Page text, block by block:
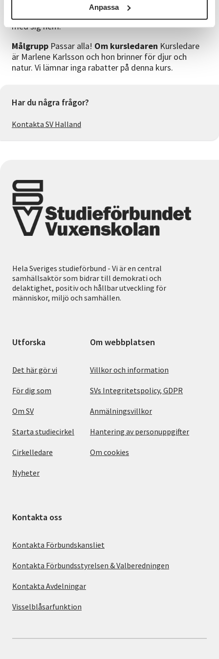
Anpassa
Glöm inte att Lunch bokas separat 125 kr Vid bokning
av heldag får man dessutom ett örtpaket som gåva
med sig hem.
Målgrupp Passar alla! Om kursledaren Kursledare
är Marlene Karlsson och hon brinner för djur och
natur. Vi lämnar inga rabatter på denna kurs.
Har du några frågor?
Kontakta SV Halland
Hela Sveriges studieförbund - Vi är en central
samhällsaktör som bidrar till demokrati och
delaktighet, positiv och hållbar utveckling för
människor, miljö och samhällen.
Utforska
Det här gör vi
För dig som
Om SV
Starta studiecirkel
Cirkelledare
Nyheter
Om webbplatsen
Villkor och information
SVs Integritetspolicy, GDPR
Anmälningsvillkor
Hantering av personuppgifter
Om cookies
Kontakta oss
Kontakta Förbundskansliet
Kontakta Förbundsstyrelsen & Valberedningen
Kontakta Avdelningar
Visselblåsarfunktion